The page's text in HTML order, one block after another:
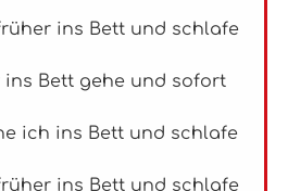
ins Bett und schlafe
ins Bett gehe und sofort
ich ins Bett und schlafe
ins Bett und schlafe